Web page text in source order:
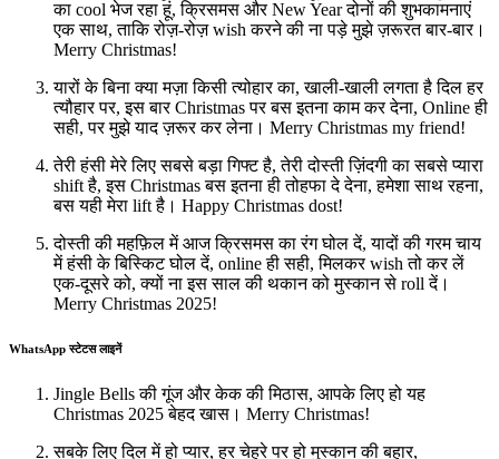
का cool भेज रहा हूं, क्रिसमस और New Year दोनों की शुभकामनाएं
एक साथ, ताकि रोज़-रोज़ wish करने की ना पड़े मुझे ज़रूरत बार-बार।
Merry Christmas!
यारों के बिना क्या मज़ा किसी त्योहार का, खाली-खाली लगता है दिल हर
त्यौहार पर, इस बार Christmas पर बस इतना काम कर देना, Online ही
सही, पर मुझे याद ज़रूर कर लेना। Merry Christmas my friend!
तेरी हंसी मेरे लिए सबसे बड़ा गिफ्ट है, तेरी दोस्ती ज़िंदगी का सबसे प्यारा
shift है, इस Christmas बस इतना ही तोहफा दे देना, हमेशा साथ रहना,
बस यही मेरा lift है। Happy Christmas dost!
दोस्ती की महफ़िल में आज क्रिसमस का रंग घोल दें, यादों की गरम चाय
में हंसी के बिस्किट घोल दें, online ही सही, मिलकर wish तो कर लें
एक-दूसरे को, क्यों ना इस साल की थकान को मुस्कान से roll दें।
Merry Christmas 2025!
WhatsApp स्टेटस लाइनें
Jingle Bells की गूंज और केक की मिठास, आपके लिए हो यह
Christmas 2025 बेहद खास। Merry Christmas!
सबके लिए दिल में हो प्यार, हर चेहरे पर हो मुस्कान की बहार,